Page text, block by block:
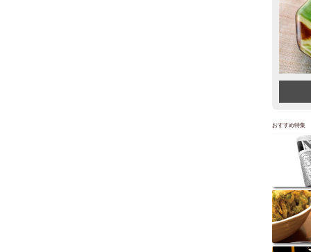
おすすめ特集